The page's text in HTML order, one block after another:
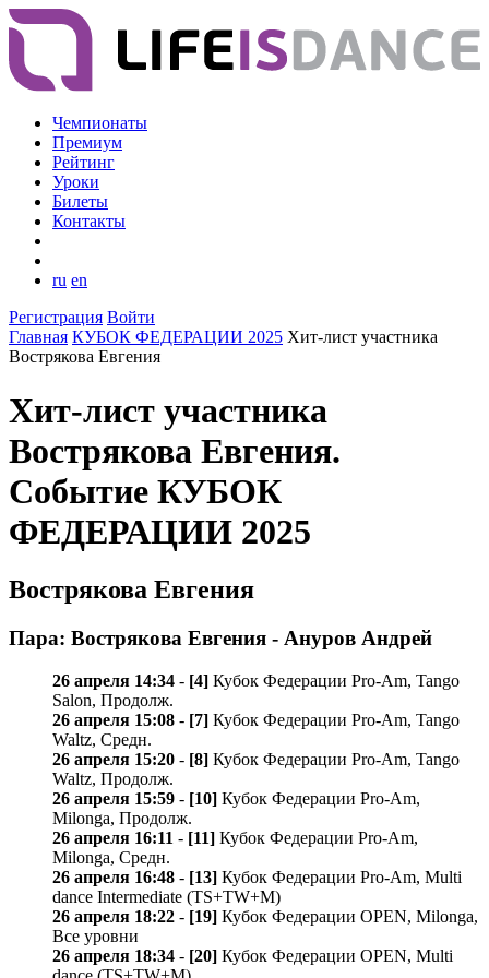
Чемпионаты
Премиум
Рейтинг
Уроки
Билеты
Контакты
ru en
Регистрация Войти
Главная КУБОК ФЕДЕРАЦИИ 2025 Хит-лист участника
Вострякова Евгения
Хит-лист участника
Вострякова Евгения.
Событие КУБОК
ФЕДЕРАЦИИ 2025
Вострякова Евгения
Пара: Вострякова Евгения - Ануров Андрей
26 апреля 14:34 - [4] Кубок Федерации Pro-Am, Tango
Salon, Продолж.
26 апреля 15:08 - [7] Кубок Федерации Pro-Am, Tango
Waltz, Средн.
26 апреля 15:20 - [8] Кубок Федерации Pro-Am, Tango
Waltz, Продолж.
26 апреля 15:59 - [10] Кубок Федерации Pro-Am,
Milonga, Продолж.
26 апреля 16:11 - [11] Кубок Федерации Pro-Am,
Milonga, Средн.
26 апреля 16:48 - [13] Кубок Федерации Pro-Am, Multi
dance Intermediate (TS+TW+M)
26 апреля 18:22 - [19] Кубок Федерации OPEN, Milonga,
Все уровни
26 апреля 18:34 - [20] Кубок Федерации OPEN, Multi